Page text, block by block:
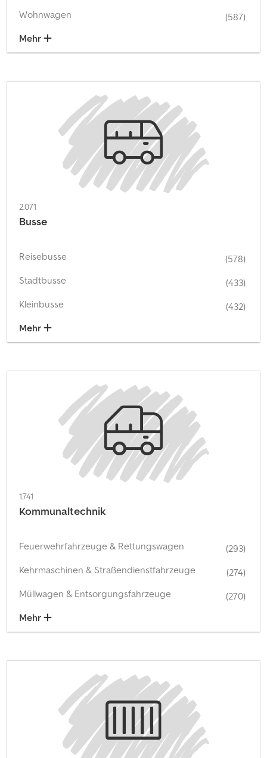
Wohnwagen
(587)
Mehr
2.071
Busse
Reisebusse
(578)
Stadtbusse
(433)
Kleinbusse
(432)
Mehr
1.741
Kommunaltechnik
Feuerwehrfahrzeuge & Rettungswagen
(293)
Kehrmaschinen & Straßendienstfahrzeuge
(274)
Müllwagen & Entsorgungsfahrzeuge
(270)
Mehr